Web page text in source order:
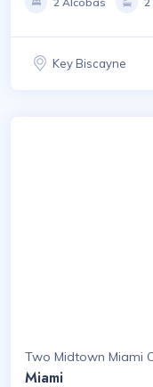
Key Biscayne
Two Midtown Miami
Miami